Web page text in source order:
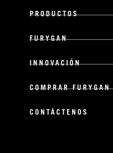
PRODUCTOS
FURYGAN
INNOVACIÓN
COMPRAR FURYGAN
CONTÁCTENOS